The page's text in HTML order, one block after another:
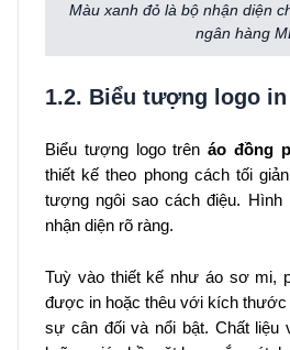
Màu xanh đỏ là bộ nhận diện
ngân hàng
1.2. Biểu tượng logo
Biểu tượng logo trênáo đồng
thiết kế theo phong cách tối
tượng ngôi sao cách điệu. Hình
nhận diện rõ ràng.
Tuỳ vào thiết kế như áo sơ mi,
được in hoặc thêu với kích
sự cân đối và nổi bật. Chất